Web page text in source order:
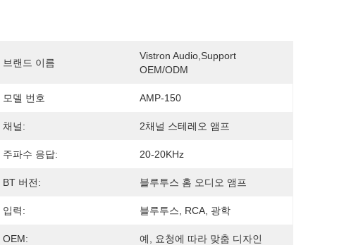
브랜드 이름
Vistron Audio,support
OEM/ODM
모델 번호 AMP-150
채널: 2채널 스테레오 앰프
주파수 응답: 20-20KHz
BT 버전: 블루투스 홈 오디오 앰프
입력: 블루투스, RCA, 광학
OEM: 예, 요청에 따라 맞춤 디자인